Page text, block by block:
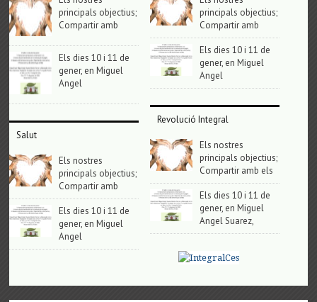
principals objectius;
Compartir amb
Els dies 10 i 11 de
gener, en Miguel
Angel
Salut
Els nostres
principals objectius;
Compartir amb
Els dies 10 i 11 de
gener, en Miguel
Angel
principals objectius;
Compartir amb
Els dies 10 i 11 de
gener, en Miguel
Angel
Revolució Integral
Els nostres
principals objectius;
Compartir amb els
Els dies 10 i 11 de
gener, en Miguel
Angel Suarez,